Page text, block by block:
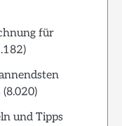
für
(8.020)
und Tipps